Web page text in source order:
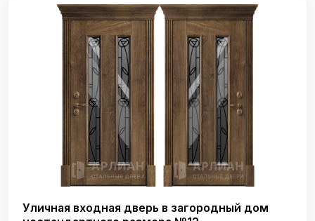
Уличная входная дверь в загородный дом